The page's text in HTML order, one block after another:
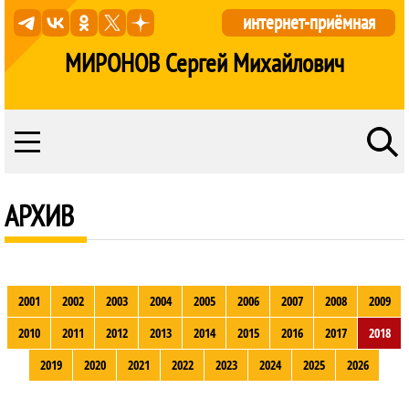
МИРОНОВ Сергей Михайлович
интернет-приёмная
АРХИВ
2001 2002 2003 2004 2005 2006 2007 2008
2009
2010
2011 2012 2013 2014 2015 2016 2017
2018
2019
2020 2021 2022 2023 2024 2025 2026